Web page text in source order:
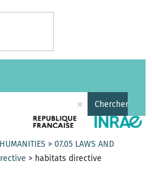
× Chercher
>07.05 LAWS AND
> habitats directive